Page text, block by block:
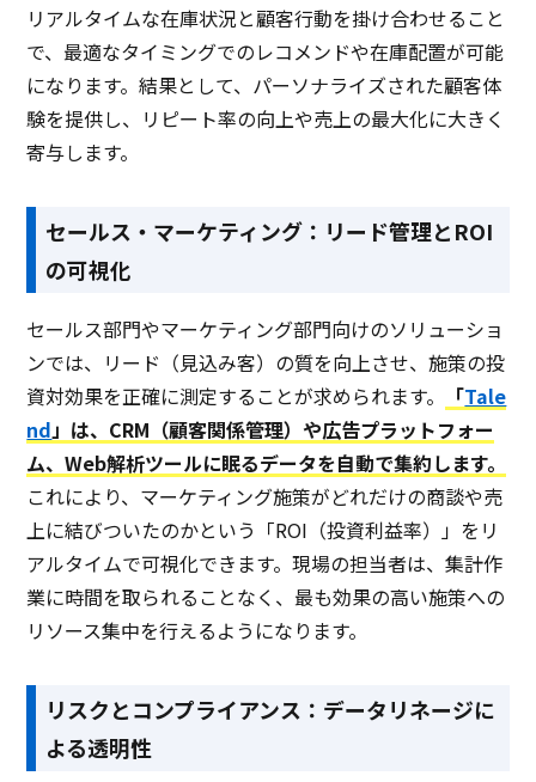
リアルタイムな在庫状況と顧客行動を掛け合わせること
で、最適なタイミングでのレコメンドや在庫配置が可能
になります。結果として、パーソナライズされた顧客体
験を提供し、リピート率の向上や売上の最大化に大きく
寄与します。
セールス・マーケティング：リード管理とROI
の可視化
セールス部門やマーケティング部門向けのソリューショ
ンでは、リード（見込み客）の質を向上させ、施策の投
資対効果を正確に測定することが求められます。
「Tale
nd 」は、CRM（顧客関係管理）や広告プラットフォー
ム、Web解析ツールに眠るデータを自動で集約します。
これにより、マーケティング施策がどれだけの商談や売
上に結びついたのかという「ROI（投資利益率）」をリ
アルタイムで可視化できます。現場の担当者は、集計作
業に時間を取られることなく、最も効果の高い施策への
リソース集中を行えるようになります。
リスクとコンプライアンス：データリネージに
よる透明性